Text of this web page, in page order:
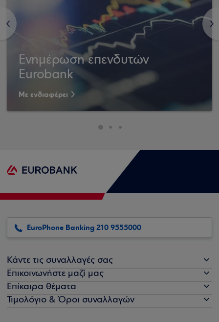
<
Ενημέρωση επενδυτών
Eurobank
Με ενδιαφέρει
>
EuroPhone Banking 210 9555000
Κάντε τις συναλλαγές σας
Επικοινωνήστε μαζί μας
Επίκαιρα θέματα
Τιμολόγιο & Όροι συναλλαγών